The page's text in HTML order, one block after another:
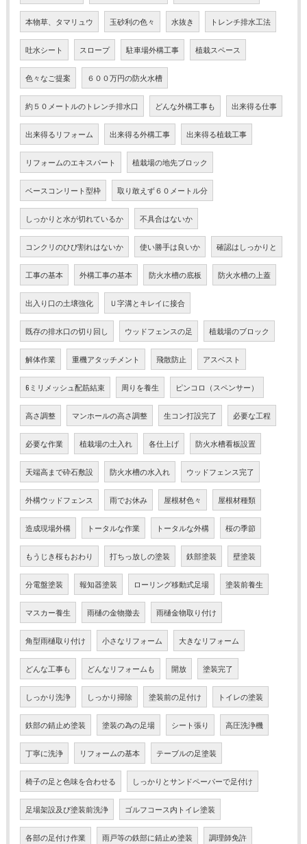
本物草、タマリュウ 玉砂利の色々 水抜き トレンチ排水工法
吐水シート スロープ 駐車場外構工事 植栽スペース
色々なご提案 ６００万円の防火水槽
約５０メートルのトレンチ排水口 どんな外構工事も 出来得る仕事
出来得るリフォーム 出来得る外構工事 出来得る植栽工事
リフォームのエキスパート 植栽場の地先ブロック
ベースコンリート型枠 取り敢えず６０メートル分
しっかりと水が切れているか 不具合はないか
コンクリのひび割れはないか 使い勝手は良いか 確認はしっかりと
工事の基本 外構工事の基本 防火水槽の底板 防火水槽の上蓋
出入り口の土壌強化 Ｕ字溝とキレイに接合
既存の排水口の切り回し ウッドフェンスの足 植栽場のブロック
解体作業 重機アタッチメント 飛散防止 アスベスト
6ミリメッシュ配筋結束 周りを養生 ピンコロ（スペンサー）
高さ調整 マンホールの高さ調整 生コン打設完了 必要な工程
必要な作業 植栽場の土入れ 各仕上げ 防火水槽看板設置
天端高まで砕石敷設 防火水槽の水入れ ウッドフェンス完了
外構ウッドフェンス 雨でお休み 屋根材色々 屋根材種類
造成現場外構 トータルな作業 トータルな外構 桜の季節
もうじき桜もおわり 打ちっ放しの塗装 鉄部塗装 壁塗装
分電盤塗装 報知器塗装 ローリング移動式足場 塗装前養生
マスカー養生 雨樋の金物撤去 雨樋金物取り付け
角型雨樋取り付け 小さなリフォーム 大きなリフォーム
どんな工事も どんなリフォームも 開放 塗装完了
しっかり洗浄 しっかり掃除 塗装前の足付け トイレの塗装
鉄部の錆止め塗装 塗装の為の足場 シート張り 高圧洗浄機
丁寧に洗浄 リフォームの基本 テーブルの足塗装
椅子の足と色味を合わせる しっかりとサンドペーパーで足付け
足場架設及び塗装前洗浄 ゴルフコース内トイレ塗装
各部の足付け作業 雨戸等の鉄部に錆止め塗装 調理師免許